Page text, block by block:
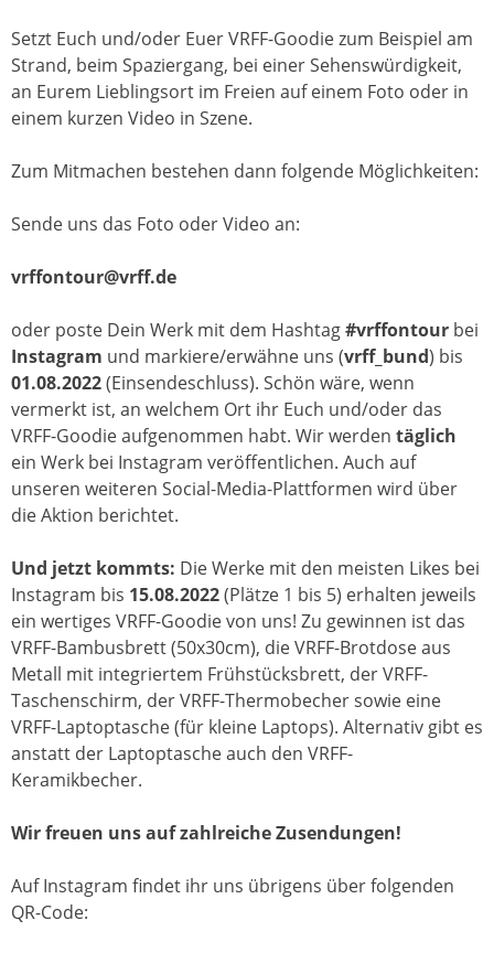
Setzt Euch und/oder Euer VRFF-Goodie zum Beispiel am
Strand, beim Spaziergang, bei einer Sehenswürdigkeit,
an Eurem Lieblingsort im Freien auf einem Foto oder in
einem kurzen Video in Szene.
Zum Mitmachen bestehen dann folgende Möglichkeiten:
Sende uns das Foto oder Video an:
vrffontour@vrff.de
oder poste Dein Werk mit dem Hashtag#vrffontour bei
Instagram und markiere/erwähne uns (vrff_bund) bis
01.08.2022(Einsendeschluss). Schön wäre, wenn
vermerkt ist, an welchem Ort ihr Euch und/oder das
VRFF-Goodie aufgenommen habt. Wir werden täglich
ein Werk bei Instagram veröffentlichen. Auch auf
unseren weiteren Social-Media-Plattformen wird über
die Aktion berichtet.
Und jetzt kommts: Die Werke mit den meisten Likes bei
Instagram bis 15.08.2022(Plätze 1 bis 5) erhalten jeweils
ein wertiges VRFF-Goodie von uns! Zu gewinnen ist das
VRFF-Bambusbrett (50x30cm), die VRFF-Brotdose aus
Metall mit integriertem Frühstücksbrett, der VRFF-
Taschenschirm, der VRFF-Thermobecher sowie eine
VRFF-Laptoptasche (für kleine Laptops). Alternativ gibt es
anstatt der Laptoptasche auch den VRFF-
Keramikbecher.
Wir freuen uns auf zahlreiche Zusendungen!
Auf Instagram findet ihr uns übrigens über folgenden
QR-Code: